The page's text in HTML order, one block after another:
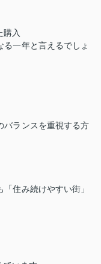
購入
る一年と言えるでしょ
バランスを重視する方
住み続けやすい街」